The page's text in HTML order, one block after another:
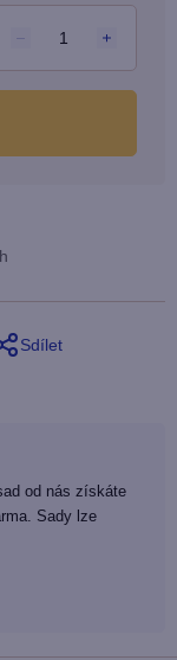
Sdílet
od nás získáte
Sady lze